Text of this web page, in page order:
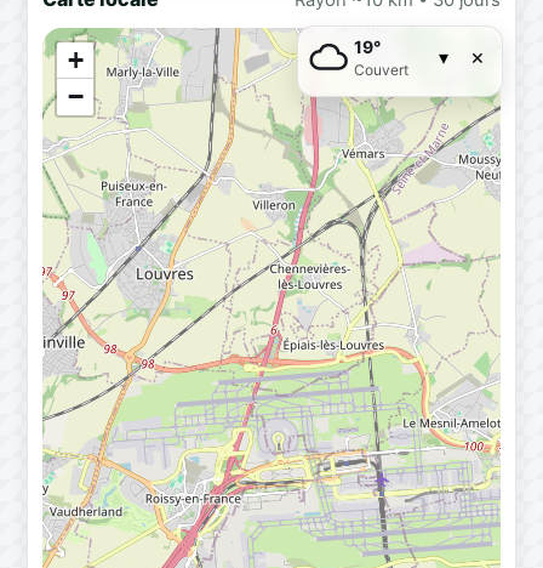
+
−
19°
Couvert ▾ ×